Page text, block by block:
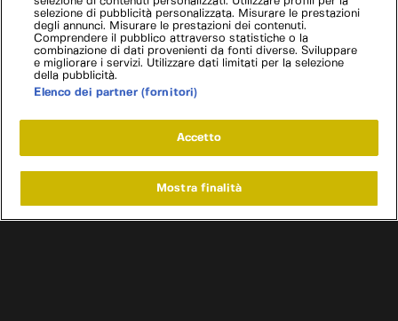
selezione di pubblicità personalizzata. Misurare le prestazioni
degli annunci. Misurare le prestazioni dei contenuti.
Comprendere il pubblico attraverso statistiche o la
combinazione di dati provenienti da fonti diverse. Sviluppare
e migliorare i servizi. Utilizzare dati limitati per la selezione
della pubblicità.
Elenco dei partner (fornitori)
Accetto
Mostra finalità